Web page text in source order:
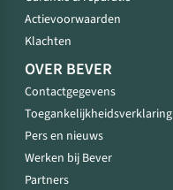
Actievoorwaarden
Klachten
OVER BEVER
Contactgegevens
Toegankelijkheidsverklaring
Pers en nieuws
Werken bij Bever
Partners